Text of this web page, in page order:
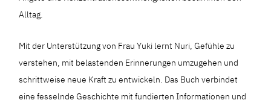
Alltag.
Mit der Unterstützung von Frau Yuki lernt Nuri, Gefühle zu
verstehen, mit belastenden Erinnerungen umzugehen und
schrittweise neue Kraft zu entwickeln. Das Buch verbindet
eine fesselnde Geschichte mit fundierten Informationen und